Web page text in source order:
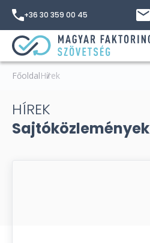
+36 30 359 00 45
FőoldalHírek
HÍREK
Sajtóközlemények